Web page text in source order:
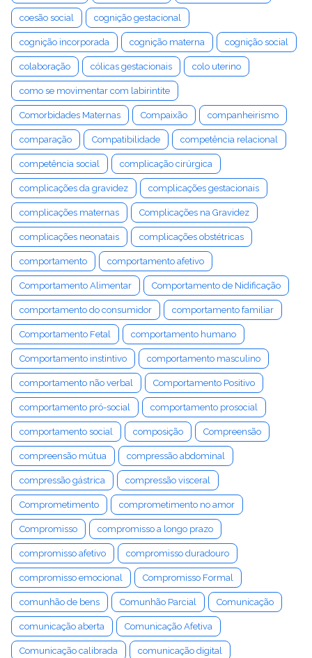
coesão social cognição gestacional
cognição incorporada cognição materna cognição social
colaboração cólicas gestacionais colo uterino
como se movimentar com labirintite
Comorbidades Maternas Compaixão companheirismo
comparação Compatibilidade competência relacional
competência social complicação cirúrgica
complicações da gravidez complicações gestacionais
complicações maternas Complicações na Gravidez
complicações neonatais complicações obstétricas
comportamento comportamento afetivo
Comportamento Alimentar Comportamento de Nidificação
comportamento do consumidor comportamento familiar
Comportamento Fetal comportamento humano
Comportamento instintivo comportamento masculino
comportamento não verbal Comportamento Positivo
comportamento pró-social comportamento prosocial
comportamento social composição Compreensão
compreensão mútua compressão abdominal
compressão gástrica compressão visceral
Comprometimento comprometimento no amor
Compromisso compromisso a longo prazo
compromisso afetivo compromisso duradouro
compromisso emocional Compromisso Formal
comunhão de bens Comunhão Parcial Comunicação
comunicação aberta Comunicação Afetiva
Comunicação calibrada comunicação digital